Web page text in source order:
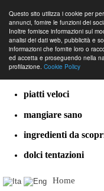
Questo sito utilizza i cookie per
annunci, fornire le funzioni dei
Inoltre fornisce informazioni sul
analisi dei dati web, pubblicità e
informazioni che fornite loro o
ed accetta e proseguendo nella
profilazione. Cookie Policy
cucina dal mondo
ricette classiche
piatti veloci
mangiare sano
ingredienti da
dolci tentazioni
Home